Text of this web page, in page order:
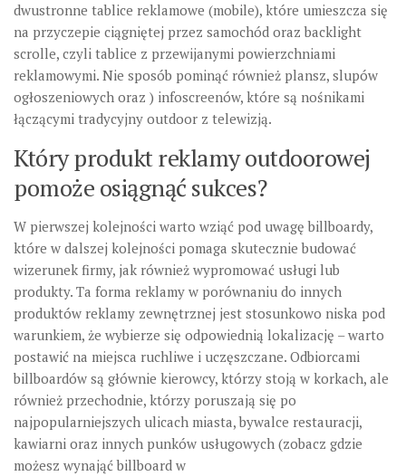
dwustronne tablice reklamowe (mobile), które umieszcza się
na przyczepie ciągniętej przez samochód oraz backlight
scrolle, czyli tablice z przewijanymi powierzchniami
reklamowymi. Nie sposób pominąć również plansz, slupów
ogłoszeniowych oraz ) infoscreenów, które są nośnikami
łączącymi tradycyjny outdoor z telewizją.
Który produkt reklamy outdoorowej
pomoże osiągnąć sukces?
W pierwszej kolejności warto wziąć pod uwagę billboardy,
które w dalszej kolejności pomaga skutecznie budować
wizerunek firmy, jak również wypromować usługi lub
produkty. Ta forma reklamy w porównaniu do innych
produktów reklamy zewnętrznej jest stosunkowo niska pod
warunkiem, że wybierze się odpowiednią lokalizację – warto
postawić na miejsca ruchliwe i uczęszczane. Odbiorcami
billboardów są głównie kierowcy, którzy stoją w korkach, ale
również przechodnie, którzy poruszają się po
najpopularniejszych ulicach miasta, bywalce restauracji,
kawiarni oraz innych punków usługowych (zobacz gdzie
możesz wynająć billboard w